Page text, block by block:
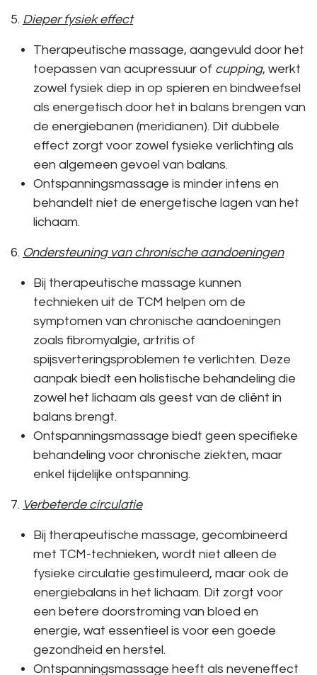
5. Dieper fysiek effect
Therapeutische massage, aangevuld door het
toepassen van acupressuur of cupping, werkt
zowel fysiek diep in op spieren en bindweefsel
als energetisch door het in balans brengen van
de energiebanen (meridianen). Dit dubbele
effect zorgt voor zowel fysieke verlichting als
een algemeen gevoel van balans.
Ontspanningsmassage is minder intens en
behandelt niet de energetische lagen van het
lichaam.
6. Ondersteuning van chronische aandoeningen
Bij therapeutische massage kunnen
technieken uit de TCM helpen om de
symptomen van chronische aandoeningen
zoals fibromyalgie, artritis of
spijsverteringsproblemen te verlichten. Deze
aanpak biedt een holistische behandeling die
zowel het lichaam als geest van de cliënt in
balans brengt.
Ontspanningsmassage biedt geen specifieke
behandeling voor chronische ziekten, maar
enkel tijdelijke ontspanning.
7. Verbeterde circulatie
Bij therapeutische massage, gecombineerd
met TCM-technieken, wordt niet alleen de
fysieke circulatie gestimuleerd, maar ook de
energiebalans in het lichaam. Dit zorgt voor
een betere doorstroming van bloed en
energie, wat essentieel is voor een goede
gezondheid en herstel.
Ontspanningsmassage heeft als neveneffect